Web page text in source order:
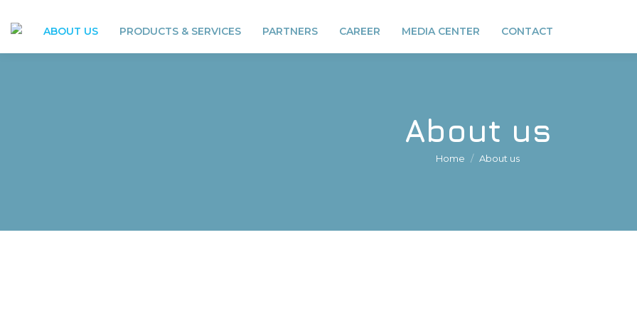
ABOUT US PRODUCTS & SERVICES PARTNERS CAREER MEDIA CENTER CONTACT
About us
You are here:
Home About us